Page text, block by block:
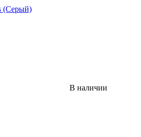
(Серый)
В наличии